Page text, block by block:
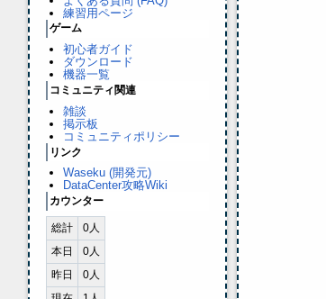
練習用ページ
ゲーム
初心者ガイド
ダウンロード
機器一覧
コミュニティ関連
雑談
掲示板
コミュニティポリシー
リンク
Waseku (開発元)
DataCenter攻略Wiki
カウンター
総計
0人
本日
0人
昨日
0人